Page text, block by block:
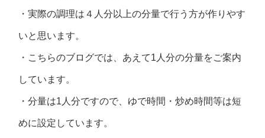
・実際の調理は４人分以上の分量で行う方が作りやす
いと思います。
・こちらのブログでは、あえて1人分の分量をご案内
しています。
・分量は1人分ですので、ゆで時間・炒め時間等は短
めに設定しています。